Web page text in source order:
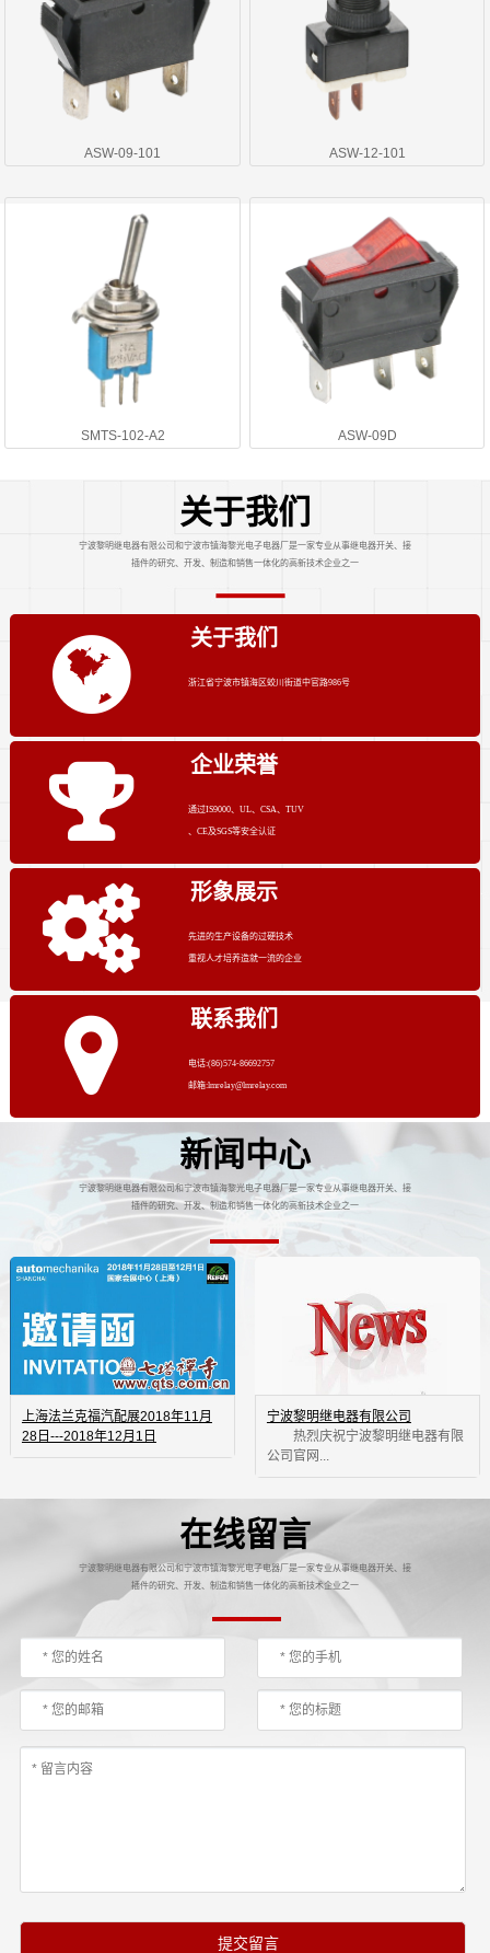
ASW-09-101 ASW-12-101
SMTS-102-A2 ASW-09D
关于我们
宁波黎明继电器有限公司和宁波市镇海黎光电子电器厂是一家专业从事继电器开关、接
插件的研究、开发、制造和销售一体化的高新技术企业之一
关于我们
浙江省宁波市镇海区蛟川街道中官路986号
企业荣誉
通过IS9000、UL、CSA、TUV
、CE及SGS等安全认证
形象展示
先进的生产设备的过硬技术
重视人才培养造就一流的企业
联系我们
电话:(86)574-86692757
邮箱:lmrelay@lmrelay.com
新闻中心
宁波黎明继电器有限公司和宁波市镇海黎光电子电器厂是一家专业从事继电器开关、接
插件的研究、开发、制造和销售一体化的高新技术企业之一
上海法兰克福汽配展2018年11月
28日---2018年12月1日
宁波黎明继电器有限公司
热烈庆祝宁波黎明继电器有限
公司官网...
在线留言
宁波黎明继电器有限公司和宁波市镇海黎光电子电器厂是一家专业从事继电器开关、接
插件的研究、开发、制造和销售一体化的高新技术企业之一